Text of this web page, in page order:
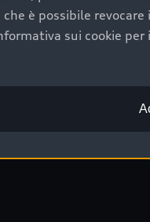
manutenzione
e attenzione del
garantiscono
tramite Audi
per una maggiore
è possibile
sui cookie per